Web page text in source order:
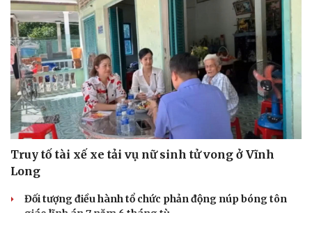
Truy tố tài xế xe tải vụ nữ sinh tử vong ở Vĩnh
Long
Đối tượng điều hành tổ chức phản động núp bóng tôn
giáo lĩnh án 7 năm 6 tháng tù